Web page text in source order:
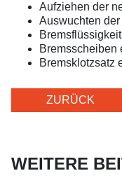
Aufziehen der
Auswuchten
Bremsscheiben
Bremsklotzsatz
ZURÜCK
WEITERE